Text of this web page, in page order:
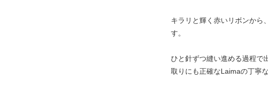
キラリと輝く赤いリボンから
す。
ひと針ずつ縫い進める過程で
取りにも正確なLaimaの丁寧